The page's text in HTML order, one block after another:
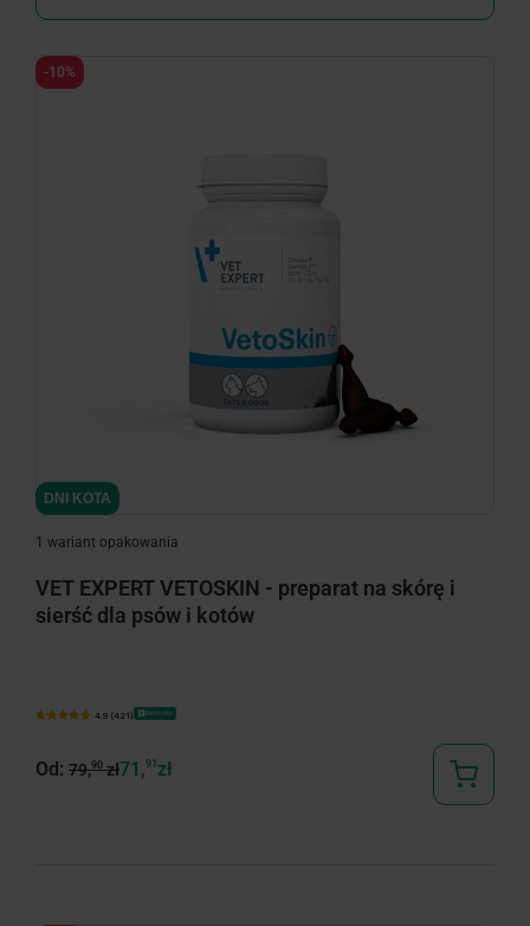
DNI KOTA
1 wariant opakowania
VET EXPERT VETOSKIN - preparat na skórę i
sierść dla psów i kotów
4.9 (421) Bestseller
Od: 79,90zł71,91 zł
-10%